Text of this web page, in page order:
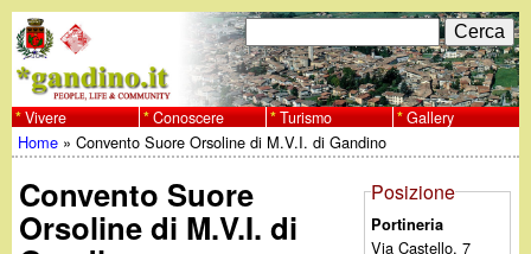
al
contenuto
principale
w
w
F
o
r
m
d
C
e
r
c
a
Vivere Conoscere Turismo Gallery
Tu
sei
Home »Convento Suore Orsoline di M.V.I. di Gandino
Convento Suore
Orsoline di M.V.I. di
Posizione
Portineria
Via Castello, 7